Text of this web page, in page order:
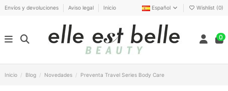
Envíos y devoluciones Aviso legal Inicio Español Wishlist (0)
0
Inicio Blog Novedades Preventa Travel Series Body Care